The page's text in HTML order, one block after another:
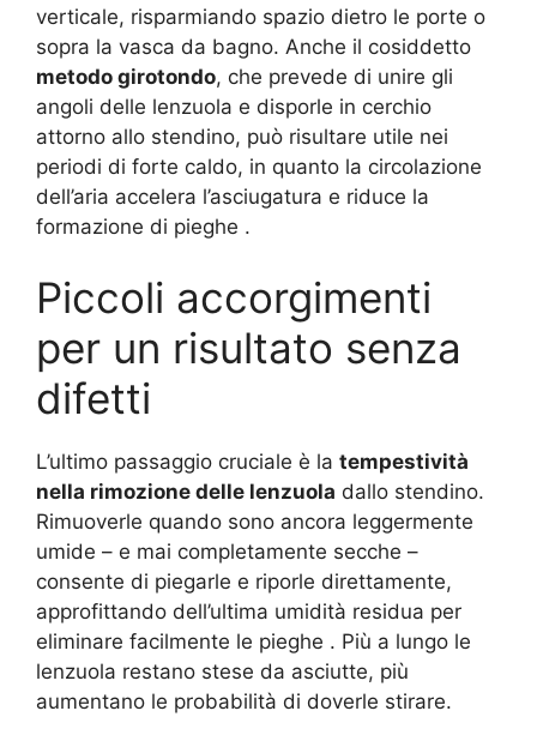
verticale, risparmiando spazio dietro le porte o
sopra la vasca da bagno. Anche il cosiddetto
metodo girotondo, che prevede di unire gli
angoli delle lenzuola e disporle in cerchio
attorno allo stendino, può risultare utile nei
periodi di forte caldo, in quanto la circolazione
dell’aria accelera l’asciugatura e riduce la
formazione di pieghe .
Piccoli accorgimenti
per un risultato senza
difetti
L’ultimo passaggio cruciale è la tempestività
nella rimozione delle lenzuola dallo stendino.
Rimuoverle quando sono ancora leggermente
umide – e mai completamente secche –
consente di piegarle e riporle direttamente,
approfittando dell’ultima umidità residua per
eliminare facilmente le pieghe . Più a lungo le
lenzuola restano stese da asciutte, più
aumentano le probabilità di doverle stirare.